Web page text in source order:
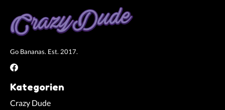
Go Bananas. Est. 2017.
Kategorien
Crazy Dude